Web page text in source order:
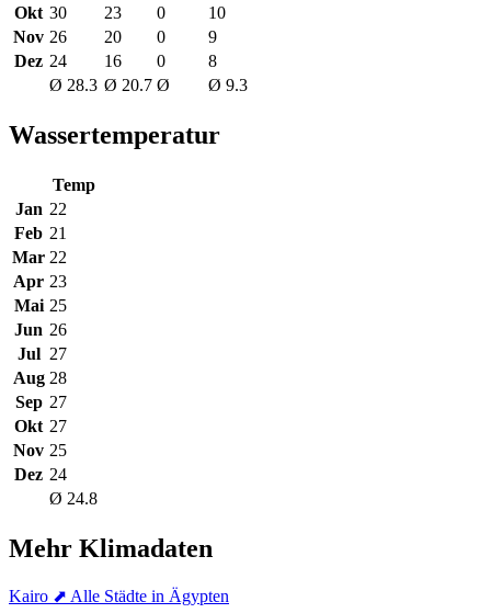
Okt 30 23 0
10
Nov 26 20 0
9
Dez 24 16 0
8
Ø 28.3 Ø 20.7 Ø Ø 9.3
Wassertemperatur
Temp
Jan 22
Feb 21
Mar 22
Apr 23
Mai 25
Jun 26
Jul 27
Aug 28
Sep 27
Okt 27
Nov 25
Dez 24
Ø 24.8
Mehr Klimadaten
Kairo ⬈ Alle Städte in Ägypten